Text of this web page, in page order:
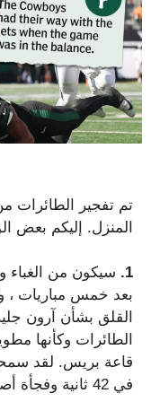
المنزل. إليكم بعض
1.
سيكون من
بعد خمس مباريات ،
القلق بشأن آرون
الطائرات وكأنها